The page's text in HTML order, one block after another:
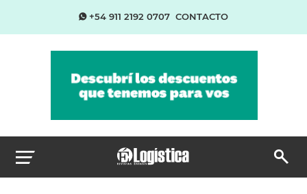
+54 911 2192 0707 CONTACTO